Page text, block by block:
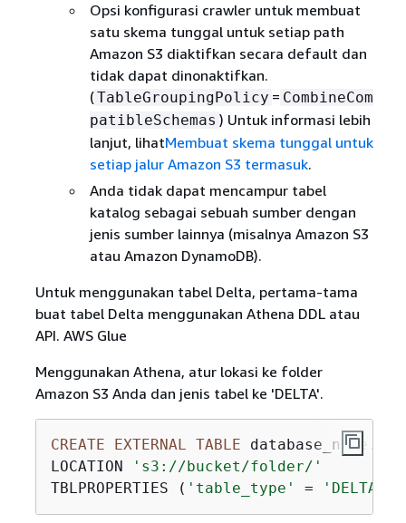
Opsi konfigurasi crawler untuk membuat
satu skema tunggal untuk setiap path
Amazon S3 diaktifkan secara default dan
tidak dapat dinonaktifkan.
(TableGroupingPolicy = CombineCom
patibleSchemas ) Untuk informasi lebih
lanjut, lihatMembuat skema tunggal untuk
setiap jalur Amazon S3 termasuk.
Anda tidak dapat mencampur tabel
katalog sebagai sebuah sumber dengan
jenis sumber lainnya (misalnya Amazon S3
atau Amazon DynamoDB).
Untuk menggunakan tabel Delta, pertama-tama
buat tabel Delta menggunakan Athena DDL atau
API. AWS Glue
Menggunakan Athena, atur lokasi ke folder
Amazon S3 Anda dan jenis tabel ke 'DELTA'.
CREATE EXTERNAL TABLE
LOCATION
's3://bucket/folder/'
TBLPROPERTIES ( 'table_type' = 'DELTA'